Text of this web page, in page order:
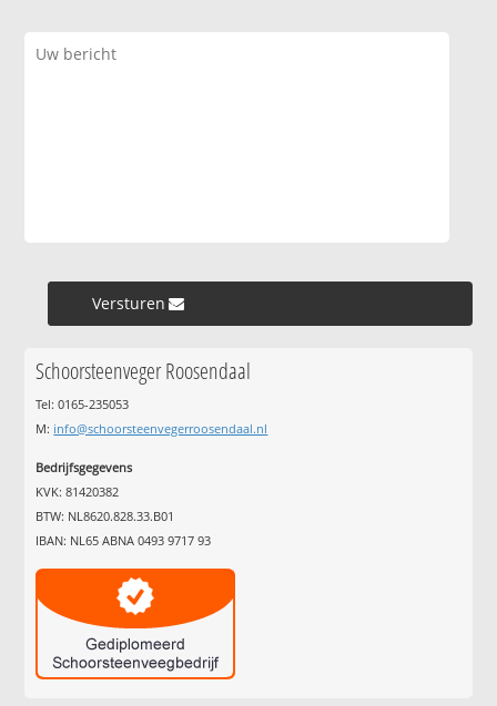
Versturen »
Schoorsteenveger Roosendaal
Tel: 0165-235053
M: info@schoorsteenvegerroosendaal.nl
Bedrijfsgegevens
KVK: 81420382
BTW: NL8620.828.33.B01
IBAN: NL65 ABNA 0493 9717 93